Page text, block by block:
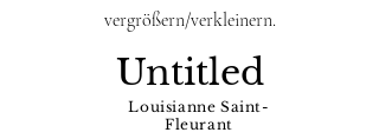
vergrößern/verkleinern.
Untitled
Louisianne Saint-
Fleurant